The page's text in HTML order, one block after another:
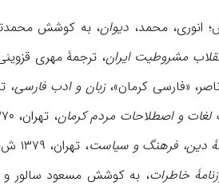
دیوان، به کوشش
مشروطیت ایران
زبان و ادب فارسی
و اصطلاحات مردم کرمان
دین، فرهنگ و سیاست، تهران، ۱۳۷۹ ش؛ حمدالله مستوفی،
خاطرات، به کوشش مسعود سالور و